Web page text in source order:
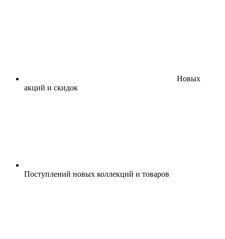
Новых
акций и скидок
Поступлений новых коллекций и товаров